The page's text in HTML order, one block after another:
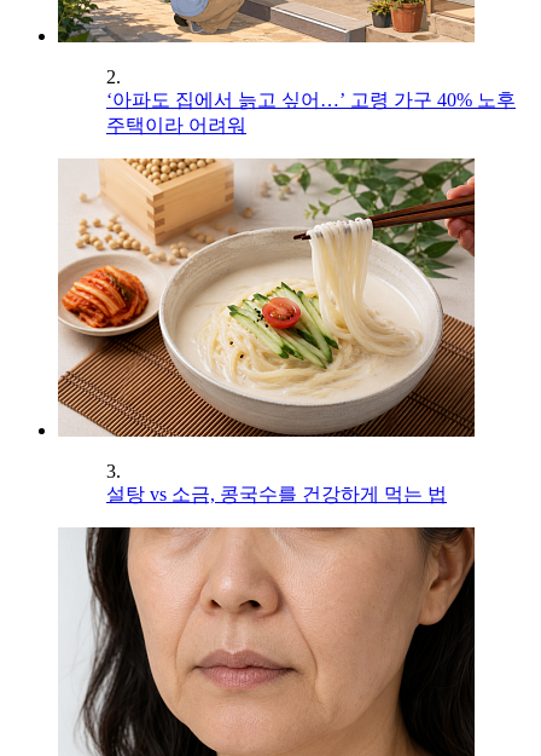
2.
‘아파도 집에서 늙고 싶어…’ 고령 가구 40% 노후
주택이라 어려워
3.
설탕 vs 소금, 콩국수를 건강하게 먹는 법